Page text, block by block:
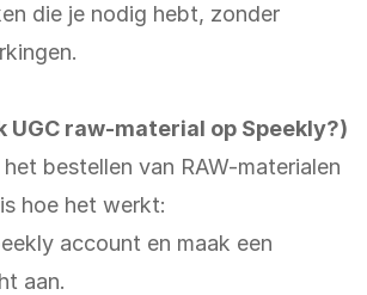
die je nodig hebt, zonder
UGC raw-material op Speekly?)
bestellen van RAW-materialen
hoe het werkt:
account en maak een
aan.